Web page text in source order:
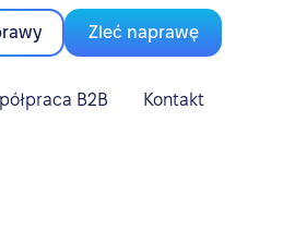
Zleć naprawę
B2B Kontakt